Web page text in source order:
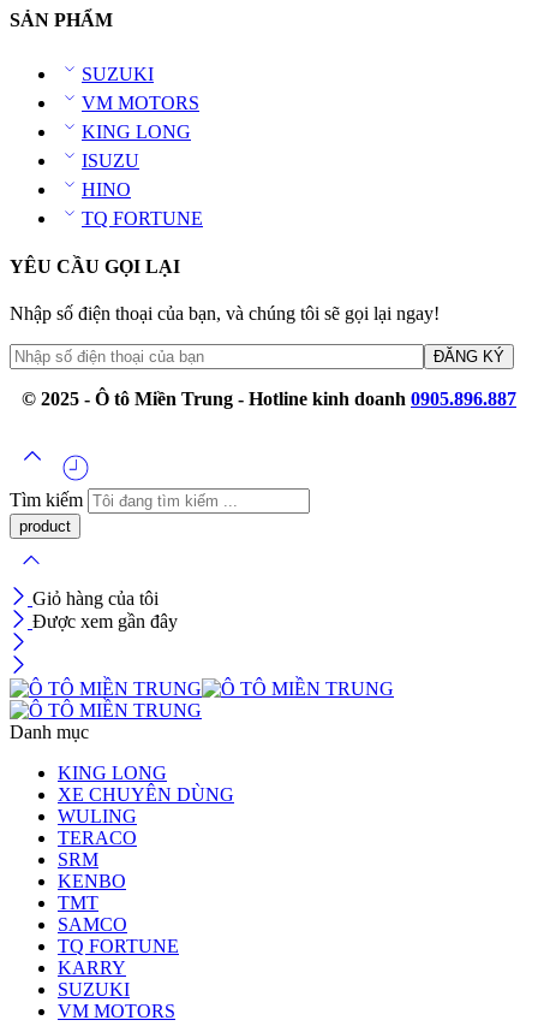
SẢN PHẨM
SUZUKI
VM MOTORS
KING LONG
ISUZU
HINO
TQ FORTUNE
YÊU CẦU GỌI LẠI
Nhập số điện thoại của bạn, và chúng tôi sẽ gọi lại ngay!
© 2025 - Ô tô Miền Trung - Hotline kinh doanh 0905.896.887
Tìm kiếm
Giỏ hàng của tôi
Được xem gần đây
Danh mục
KING LONG
XE CHUYÊN DÙNG
WULING
TERACO
SRM
KENBO
TMT
SAMCO
TQ FORTUNE
KARRY
SUZUKI
VM MOTORS